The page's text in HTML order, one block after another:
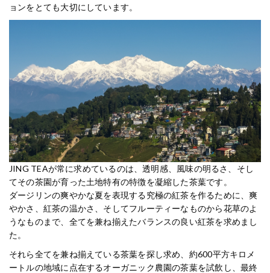
ョンをとても大切にしています。
JING TEAが常に求めているのは、透明感、風味の明るさ、そし
てその茶園が育った土地特有の特徴を凝縮した茶葉です。
ダージリンの爽やかな夏を表現する究極の紅茶を作るために、爽
やかさ、紅茶の温かさ、そしてフルーティーなものから花草のよ
うなものまで、全てを兼ね揃えたバランスの良い紅茶を求めまし
た。
それら全てを兼ね揃えている茶葉を探し求め、約600平方キロメ
ートルの地域に点在するオーガニック農園の茶葉を試飲し、最終